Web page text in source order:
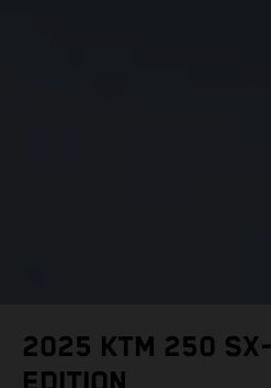
2025 KTM 250 SX-